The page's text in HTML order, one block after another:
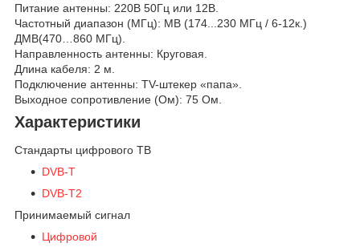
Питание антенны: 220В 50Гц или 12В.
Частотный диапазон (МГц): МВ (174...230 МГц / 6-12к.)
ДМВ(470…860 МГц).
Направленность антенны: Круговая.
Длина кабеля: 2 м.
Подключение антенны: TV-штекер «папа».
Выходное сопротивление (Ом): 75 Ом.
Характеристики
Стандарты цифрового ТВ
DVB-T
DVB-T2
Принимаемый сигнал
Цифровой